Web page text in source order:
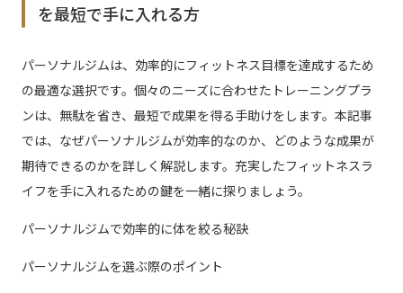
を最短で手に入れる方
パーソナルジムは、効率的にフィットネス目標を達成するため
の最適な選択です。個々のニーズに合わせたトレーニングプラ
ンは、無駄を省き、最短で成果を得る手助けをします。本記事
では、なぜパーソナルジムが効率的なのか、どのような成果が
期待できるのかを詳しく解説します。充実したフィットネスラ
イフを手に入れるための鍵を一緒に探りましょう。
パーソナルジムで効率的に体を絞る秘訣
パーソナルジムを選ぶ際のポイント